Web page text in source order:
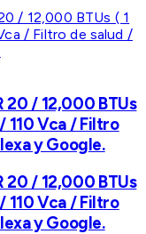
20 / 12,000 BTUs
110 Vca / Filtro
y Google.
20 / 12,000 BTUs
110 Vca / Filtro
y Google.